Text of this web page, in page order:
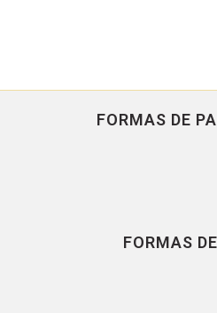
FORMAS DE
FORMAS